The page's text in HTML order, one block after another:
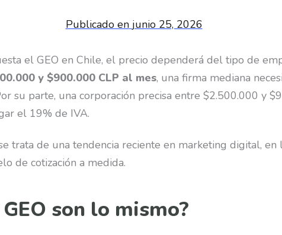
Publicado en junio 25, 2026
el GEO en Chile, el precio dependerá del tipo de
y $900.000 CLP al mes, una firma mediana
su parte, una corporación precisa entre $2.500.000 y
el 19% de IVA.
trata de una tendencia reciente en marketing digital, en
de cotización a medida.
GEO son lo mismo?